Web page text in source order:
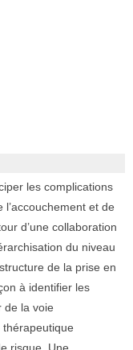
les complications
et de
d’une collaboration
du niveau
de la prise en
à identifier les
de la voie